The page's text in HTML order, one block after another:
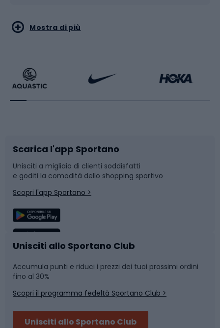
Sport acquatici
Bikepacking
Bushcraft
Corsa
Sport di squadra
Caschi da ciclismo
Skitouring
Sport di arti marziali
Sport con le racchette
Slitte e slittini
Snowboard
Camminata nordica
Nuoto
Pattinaggio
Mostra di più
Scarica l'app Sportano
Unisciti a migliaia di clienti soddisfatti
e goditi la comodità dello shopping sportivo
Scopri l'app Sportano >
Unisciti allo Sportano Club
Accumula punti e riduci i prezzi dei tuoi prossimi ordini
fino al 30%
Scopri il programma fedeltà Sportano Club >
Unisciti allo Sportano Club